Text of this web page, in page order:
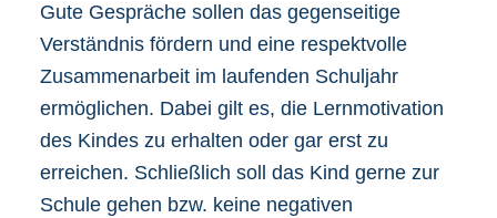
Gute Gespräche sollen das gegenseitige
Verständnis fördern und eine respektvolle
Zusammenarbeit im laufenden Schuljahr
ermöglichen. Dabei gilt es, die Lernmotivation
des Kindes zu erhalten oder gar erst zu
erreichen. Schließlich soll das Kind gerne zur
Schule gehen bzw. keine negativen